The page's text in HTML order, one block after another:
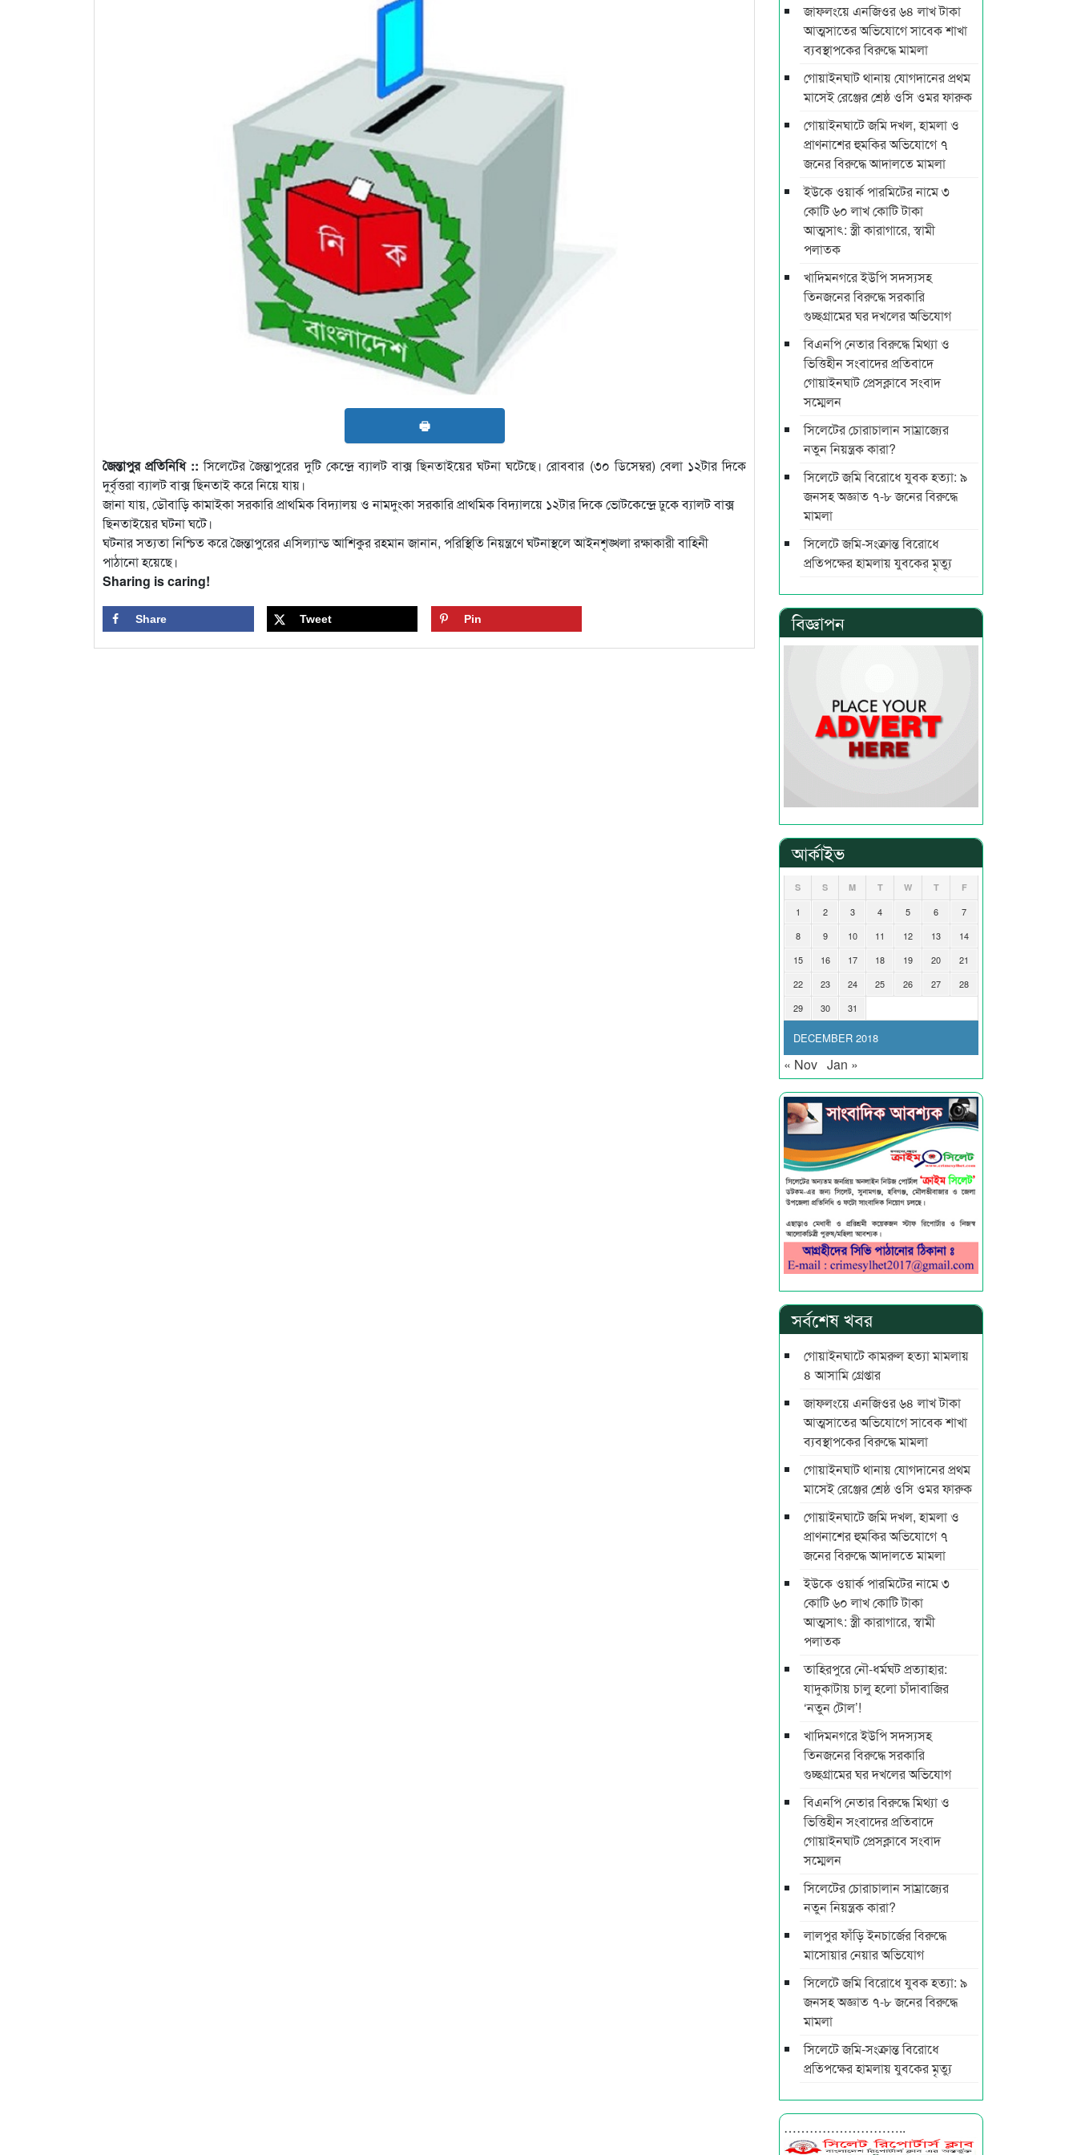
🖶
জৈন্তাপুর প্রতিনিধি :: সিলেটের জৈন্তাপুরের দুটি কেন্দ্রে ব্যালট বাক্স ছিনতাইয়ের ঘটনা ঘটেছে। রোববার (৩০ ডিসেম্বর) বেলা ১২টার দিকে
দুর্বৃত্তরা ব্যালট বাক্স ছিনতাই করে নিয়ে যায়।
জানা যায়, ডৌবাড়ি কামাইকা সরকারি প্রাথমিক বিদ্যালয় ও নামদুংকা সরকারি প্রাথমিক বিদ্যালয়ে ১২টার দিকে ভোটকেন্দ্রে ঢুকে ব্যালট বাক্স
ছিনতাইয়ের ঘটনা ঘটে।
ঘটনার সত্যতা নিশ্চিত করে জৈন্তাপুরের এসিল্যান্ড আশিকুর রহমান জানান, পরিস্থিতি নিয়ন্ত্রণে ঘটনাস্থলে আইনশৃঙ্খলা রক্ষাকারী বাহিনী
পাঠানো হয়েছে।
Sharing is caring!
Share Tweet Pin
জাফলংয়ে এনজিওর ৬৪ লাখ টাকা
আত্মসাতের অভিযোগে সাবেক শাখা
ব্যবস্থাপকের বিরুদ্ধে মামলা
গোয়াইনঘাট থানায় যোগদানের প্রথম
মাসেই রেঞ্জের শ্রেষ্ঠ ওসি ওমর ফারুক
গোয়াইনঘাটে জমি দখল, হামলা ও
প্রাণনাশের হুমকির অভিযোগে ৭
জনের বিরুদ্ধে আদালতে মামলা
ইউকে ওয়ার্ক পারমিটের নামে ৩
কোটি ৬০ লাখ কোটি টাকা
আত্মসাৎ: স্ত্রী কারাগারে, স্বামী
পলাতক
খাদিমনগরে ইউপি সদস্যসহ
তিনজনের বিরুদ্ধে সরকারি
গুচ্ছগ্রামের ঘর দখলের অভিযোগ
বিএনপি নেতার বিরুদ্ধে মিথ্যা ও
ভিত্তিহীন সংবাদের প্রতিবাদে
গোয়াইনঘাট প্রেসক্লাবে সংবাদ
সম্মেলন
সিলেটের চোরাচালান সাম্রাজ্যের
নতুন নিয়ন্ত্রক কারা?
সিলেটে জমি বিরোধে যুবক হত্যা: ৯
জনসহ অজ্ঞাত ৭-৮ জনের বিরুদ্ধে
মামলা
সিলেটে জমি-সংক্রান্ত বিরোধে
প্রতিপক্ষের হামলায় যুবকের মৃত্যু
বিজ্ঞাপন
আর্কাইভ
DECEMBER 2018
S S M T W T F
1 2 3 4 5 6
7
8
9 10 11 12 13
14
15
16 17 18 19 20
21
22
23 24 25 26 27
28
29
30 31
« Nov Jan »
সর্বশেষ খবর
গোয়াইনঘাটে কামরুল হত্যা মামলায়
৪ আসামি গ্রেপ্তার
জাফলংয়ে এনজিওর ৬৪ লাখ টাকা
আত্মসাতের অভিযোগে সাবেক শাখা
ব্যবস্থাপকের বিরুদ্ধে মামলা
গোয়াইনঘাট থানায় যোগদানের প্রথম
মাসেই রেঞ্জের শ্রেষ্ঠ ওসি ওমর ফারুক
গোয়াইনঘাটে জমি দখল, হামলা ও
প্রাণনাশের হুমকির অভিযোগে ৭
জনের বিরুদ্ধে আদালতে মামলা
ইউকে ওয়ার্ক পারমিটের নামে ৩
কোটি ৬০ লাখ কোটি টাকা
আত্মসাৎ: স্ত্রী কারাগারে, স্বামী
পলাতক
তাহিরপুরে নৌ-ধর্মঘট প্রত্যাহার:
যাদুকাটায় চালু হলো চাঁদাবাজির
‘নতুন টোল’!
খাদিমনগরে ইউপি সদস্যসহ
তিনজনের বিরুদ্ধে সরকারি
গুচ্ছগ্রামের ঘর দখলের অভিযোগ
বিএনপি নেতার বিরুদ্ধে মিথ্যা ও
ভিত্তিহীন সংবাদের প্রতিবাদে
গোয়াইনঘাট প্রেসক্লাবে সংবাদ
সম্মেলন
সিলেটের চোরাচালান সাম্রাজ্যের
নতুন নিয়ন্ত্রক কারা?
লালপুর ফাঁড়ি ইনচার্জের বিরুদ্ধে
মাসোয়ার নেয়ার অভিযোগ
সিলেটে জমি বিরোধে যুবক হত্যা: ৯
জনসহ অজ্ঞাত ৭-৮ জনের বিরুদ্ধে
মামলা
সিলেটে জমি-সংক্রান্ত বিরোধে
প্রতিপক্ষের হামলায় যুবকের মৃত্যু
………………………..